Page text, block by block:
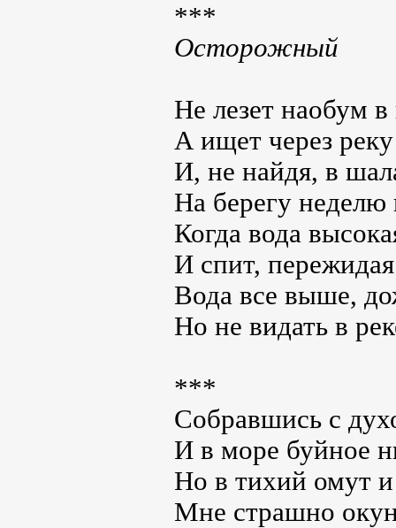
***
Осторожный
Не лезет наобум
А ищет через
И, не найдя, в
На берегу неделю
Когда вода
И спит,
Вода все выше,
Но не видать в
***
Собравшись с
И в море буйное
Но в тихий омут
Мне страшно